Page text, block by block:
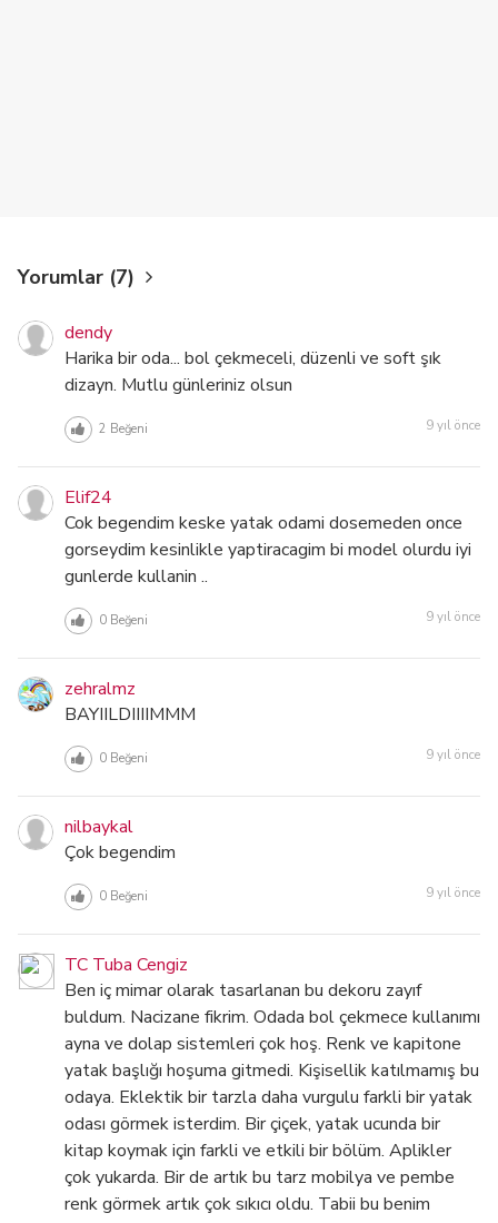
Yorumlar (7)
dendy
Harika bir oda... bol çekmeceli, düzenli ve soft şık
dizayn. Mutlu günleriniz olsun
2 Beğeni 9 yıl önce
Elif24
Cok begendim keske yatak odami dosemeden once
gorseydim kesinlikle yaptiracagim bi model olurdu iyi
gunlerde kullanin ..
0Beğeni 9 yıl önce
zehralmz
BAYIILDIIIIMMM
0Beğeni 9 yıl önce
nilbaykal
Çok begendim
0Beğeni 9 yıl önce
TC Tuba Cengiz
Ben iç mimar olarak tasarlanan bu dekoru zayıf
buldum. Nacizane fikrim. Odada bol çekmece kullanımı
ayna ve dolap sistemleri çok hoş. Renk ve kapitone
yatak başlığı hoşuma gitmedi. Kişisellik katılmamış bu
odaya. Eklektik bir tarzla daha vurgulu farkli bir yatak
odası görmek isterdim. Bir çiçek, yatak ucunda bir
kitap koymak için farkli ve etkili bir bölüm. Aplikler
çok yukarda. Bir de artık bu tarz mobilya ve pembe
renk görmek artık çok sıkıcı oldu. Tabii bu benim